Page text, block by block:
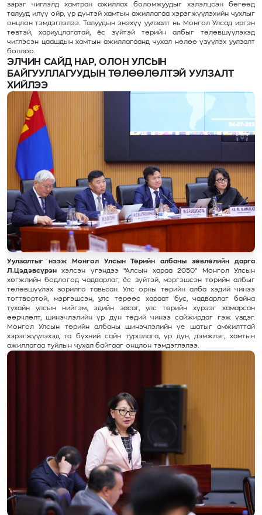
зэрэг чиглэлд хамтран ажиллах боломжуудыг хэлэлцсэн бөгөөд
талууд илүү ойр, үр дүнтэй хамтын ажиллагаа хэрэгжүүлэхийн чухлыг
онцлон тэмдэглэлээ. Талуудын энэхүү уулзалт нь Монгол Улсад иргэн
төвтэй, хариуцлагатай, ёс зүйтэй төрийн албыг төлөвшүүлэхэд
чиглэсэн цаашдын хамтын ажиллагаанд чухал нөлөө үзүүлэх уулзалт
боллоо.
ЭЛЧИН САЙД НАР, ОЛОН УЛСЫН
БАЙГУУЛЛАГУУДЫН ТӨЛӨӨЛӨЛТЭЙ УУЛЗАЛТ
ХИЙЛЭЭ
Уулзалтыг нээж Монгол Улсын Төрийн албаны зөвлөлийн дарга
Л.Цэдэвсүрэн хэлсэн үгэндээ “Алсын хараа 2050” Монгол Улсын
хөгжлийн бодлогод чадварлаг, ёс зүйтэй, мэргэшсэн төрийн албыг
төлөвшүүлэх зорилго тавьсан. Улс орны төрийн алба хэдий чинээ
тогтвортой, мэргэшсэн, улс төрөөс хараат бус, чадварлаг байна
тухайн улсын нийгэм, эдийн засаг, улс төрийн хүрээг хамарсан
өөрчлөлт, шинэчлэлийн үр дүн төдий чинээ сайжирдаг гэж үздэг.
Монгол Улсын төрийн албаны шинэчлэлийн үе шатыг амжилттай
хэрэгжүүлэхэд та бүхний сайн туршлага, үр дүн, дэмжлэг, хамтын
ажиллагаа туйлын чухал байгааг онцлон тэмдэглэлээ.